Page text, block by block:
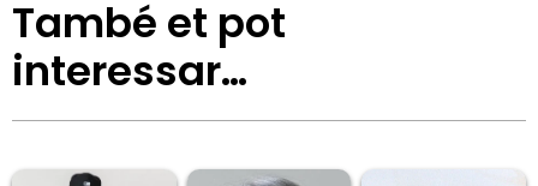
També et pot
interessar…